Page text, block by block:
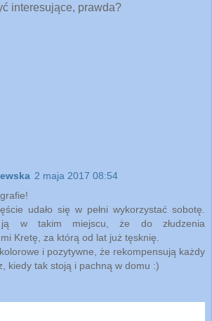
interesujące, prawda?
2 maja 2017 08:54
udało się w pełni wykorzystać sobotę.
ją w takim miejscu, że do złudzenia
Kretę, za którą od lat już tęsknię.
i pozytywne, że rekompensują każdy
kiedy tak stoją i pachną w domu :)